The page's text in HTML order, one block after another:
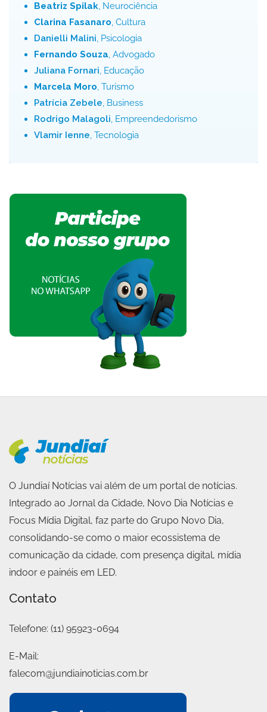
Beatriz Spilak, Neurociência
Clarina Fasanaro, Cultura
Danielli Malini, Psicologia
Fernando Souza, Advogado
Juliana Fornari, Educação
Marcela Moro, Turismo
Patrícia Zebele, Business
Rodrigo Malagoli, Empreendedorismo
Vlamir Ienne, Tecnologia
O Jundiaí Notícias vai além de um portal de notícias.
Integrado ao Jornal da Cidade, Novo Dia Notícias e
Focus Mídia Digital, faz parte do Grupo Novo Dia,
consolidando-se como o maior ecossistema de
comunicação da cidade, com presença digital, mídia
indoor e painéis em LED.
Contato
Telefone: (11) 95923-0694
E-Mail:
falecom@jundiainoticias.com.br